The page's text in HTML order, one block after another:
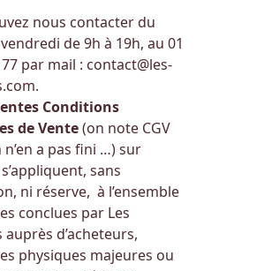
nous contacter du
de 9h à 19h, au 01
par mail : contact@les-
.
Conditions
de Vente(on note CGV
n’en a pas fini …)sur
sans
ni réserve, à l’ensemble
conclues par Les
auprès d’acheteurs,
physiques majeures ou